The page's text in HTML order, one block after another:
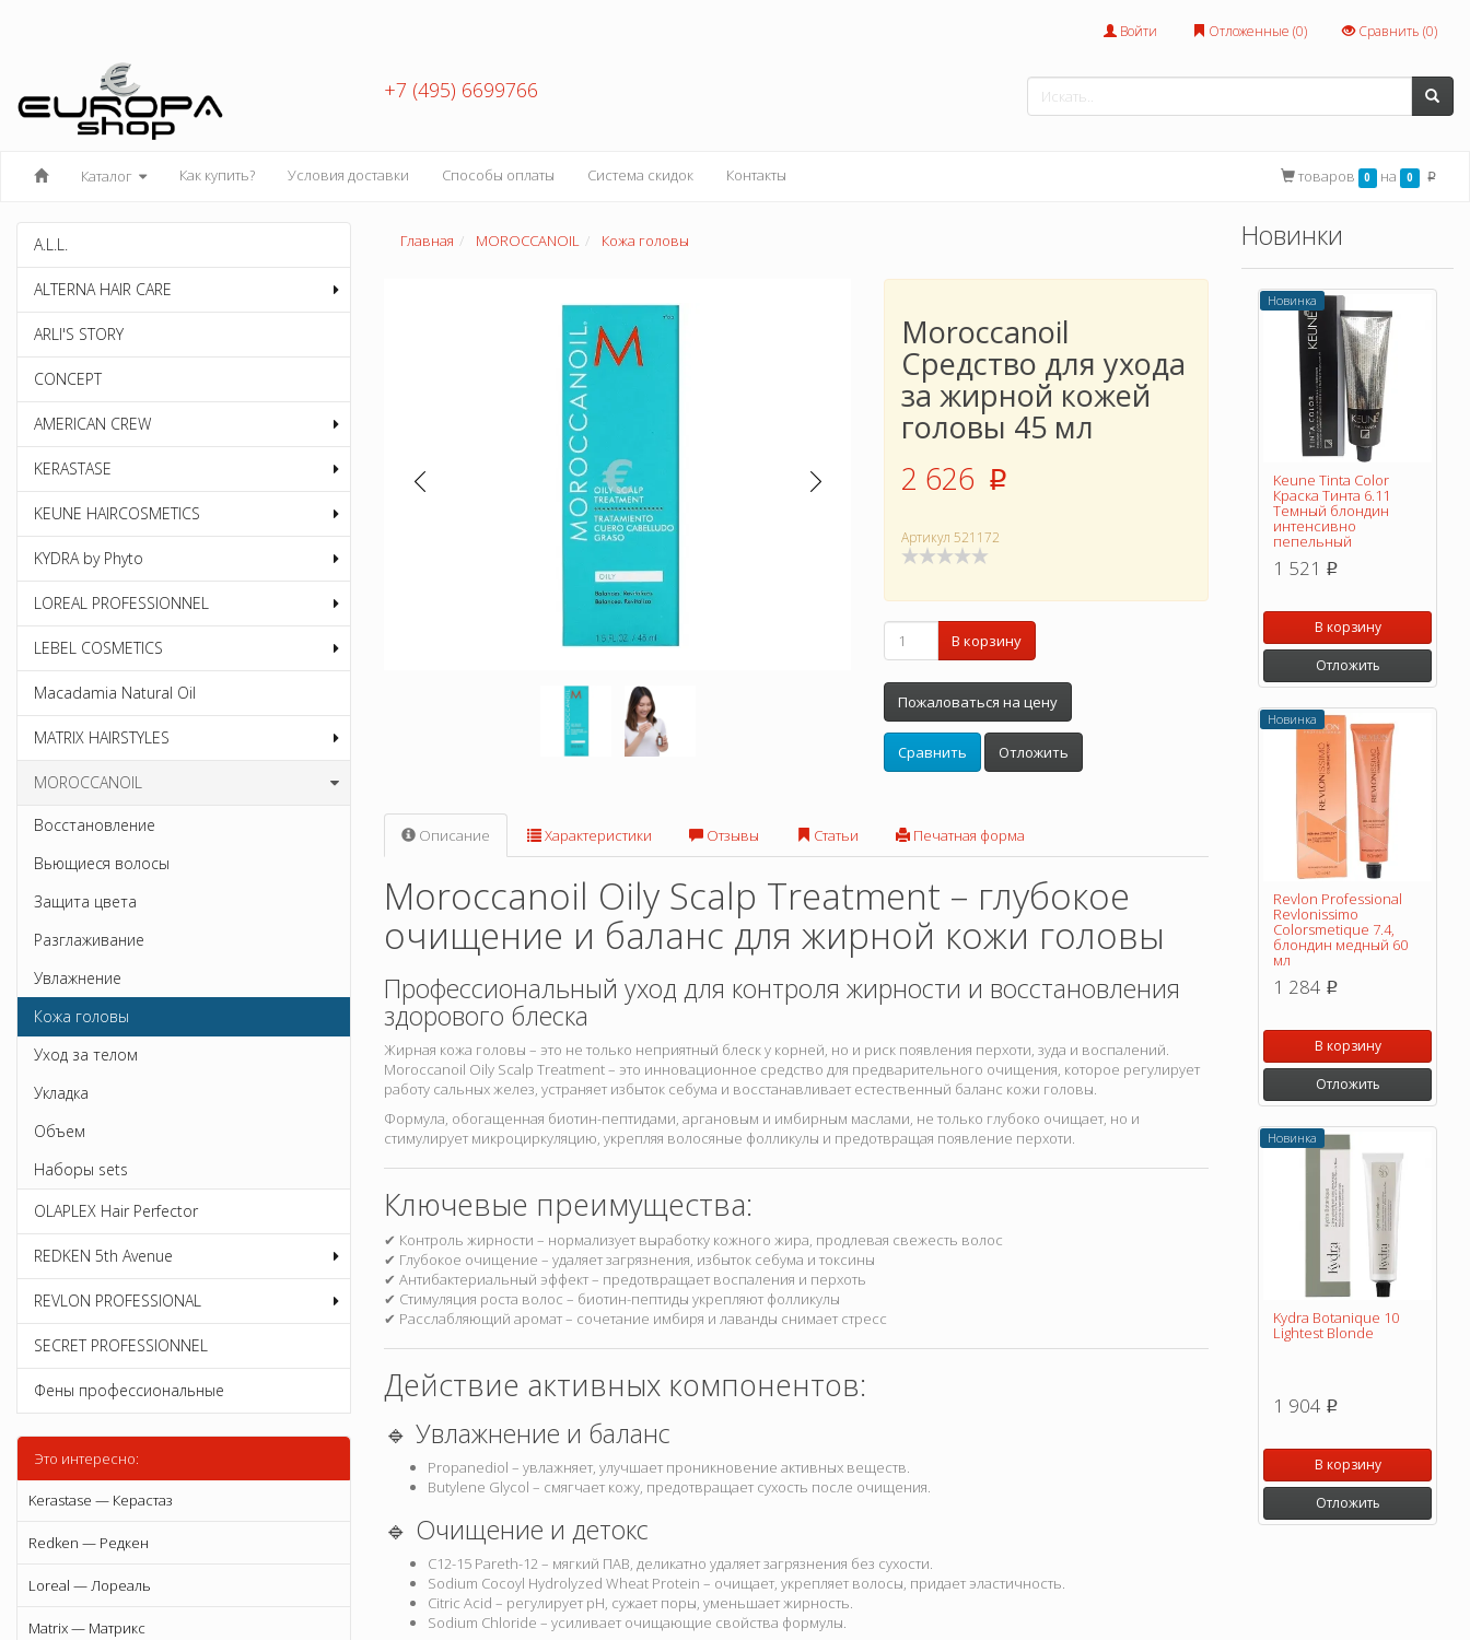
Войти Отложенные (0) Сравнить (0)
+7 (495) 6699766
Каталог Как купить? Условия доставки Способы оплаты Система скидок Контакты товаров 0 на 0 p
A.L.L.
ALTERNA HAIR CARE
ARLI'S STORY
CONCEPT
AMERICAN CREW
KERASTASE
KEUNE HAIRCOSMETICS
KYDRA by Phyto
LOREAL PROFESSIONNEL
LEBEL COSMETICS
Macadamia Natural Oil
MATRIX HAIRSTYLES
MOROCCANOIL
Восстановление
Вьющиеся волосы
Защита цвета
Разглаживание
Увлажнение
Кожа головы
Уход за телом
Укладка
Объем
Наборы sets
OLAPLEX Hair Perfector
REDKEN 5th Avenue
REVLON PROFESSIONAL
SECRET PROFESSIONNEL
Фены профессиональные
Это интересно:
Kerastase — Керастаз
Redken — Редкен
Loreal — Лореаль
Matrix — Матрикс
Главная MOROCCANOIL Кожа головы
Moroccanoil
Средство для ухода
за жирной кожей
головы 45 мл
2 626 p
Артикул 521172
В корзину
Пожаловаться на цену
Сравнить Отложить
Описание Характеристики Отзывы Статьи Печатная форма
Moroccanoil Oily Scalp Treatment – глубокое
очищение и баланс для жирной кожи головы
Профессиональный уход для контроля жирности и восстановления
здорового блеска
Жирная кожа головы – это не только неприятный блеск у корней, но и риск появления перхоти, зуда и воспалений.
Moroccanoil Oily Scalp Treatment – это инновационное средство для предварительного очищения, которое регулирует
работу сальных желез, устраняет избыток себума и восстанавливает естественный баланс кожи головы.
Формула, обогащенная биотин-пептидами, аргановым и имбирным маслами, не только глубоко очищает, но и
стимулирует микроциркуляцию, укрепляя волосяные фолликулы и предотвращая появление перхоти.
Ключевые преимущества:
✔ Контроль жирности – нормализует выработку кожного жира, продлевая свежесть волос
✔ Глубокое очищение – удаляет загрязнения, избыток себума и токсины
✔ Антибактериальный эффект – предотвращает воспаления и перхоть
✔ Стимуляция роста волос – биотин-пептиды укрепляют фолликулы
✔ Расслабляющий аромат – сочетание имбиря и лаванды снимает стресс
Действие активных компонентов:
🔹 Увлажнение и баланс
Propanediol – увлажняет, улучшает проникновение активных веществ.
Butylene Glycol – смягчает кожу, предотвращает сухость после очищения.
🔹 Очищение и детокс
C12-15 Pareth-12 – мягкий ПАВ, деликатно удаляет загрязнения без сухости.
Sodium Cocoyl Hydrolyzed Wheat Protein – очищает, укрепляет волосы, придает эластичность.
Citric Acid – регулирует pH, сужает поры, уменьшает жирность.
Sodium Chloride – усиливает очищающие свойства формулы.
Новинки
Новинка
Keune Tinta Color
Краска Тинта 6.11
Темный блондин
интенсивно
пепельный
1 521 p
В корзину
Отложить
Новинка
Revlon Professional
Revlonissimo
Colorsmetique 7.4,
блондин медный 60
мл
1 284 p
В корзину
Отложить
Новинка
Kydra Botanique 10
Lightest Blonde
1 904 p
В корзину
Отложить